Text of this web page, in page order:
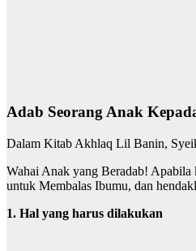
Adab Seorang Anak
Dalam Kitab Akhlaq Lil Banin,
Wahai Anak yang Beradab! Apabila
untuk Membalas Ibumu, dan
1. Hal yang harus dilakukan